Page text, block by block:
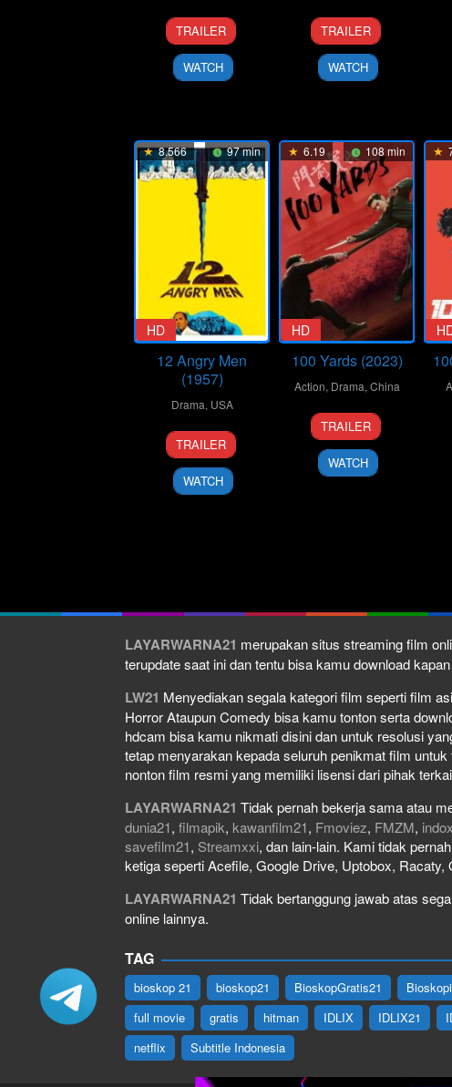
20
Jan
2026
Corin
Hardy
TRAILER
WATCH
21
Mar
2026
Redoan
Rony
TRAILER
WATCH
8.566 97 min
HD
12 Angry Men
(1957)
Drama, USA
10
Apr
1957
Don
Kranze
TRAILER
WATCH
6.19 108 min
HD
100 Yards (2023)
Action, Drama, China
20
Sep
2024
Xu
Junfeng
TRAILER
WATCH
LAYARWARNA21 merupakan situs streaming film
terupdate saat ini dan tentu bisa kamu download
LW21 Menyediakan segala kategori film seperti film
Horror Ataupun Comedy bisa kamu tonton serta
hdcam bisa kamu nikmati disini dan untuk resolusi
tetap menyarakan kepada seluruh penikmat film
nonton film resmi yang memiliki lisensi dari pihak
LAYARWARNA21 Tidak pernah bekerja sama atau
dunia21, filmapik, kawanfilm21, Fmoviez, FMZM,
savefilm21, Streamxxi, dan lain-lain. Kami tidak
ketiga seperti Acefile, Google Drive, Uptobox,
LAYARWARNA21 Tidak bertanggung jawab atas
online lainnya.
TAG
bioskop 21 bioskop21 BioskopGratis21
full movie
gratis hitman IDLIX IDLIX21
netflix
Subtitle Indonesia